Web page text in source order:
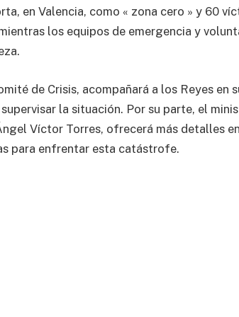
en Valencia, como « zona cero » y 60
los equipos de emergencia y
de Crisis, acompañará a los Reyes en
la situación. Por su parte, el
Víctor Torres, ofrecerá más detalles
para enfrentar esta catástrofe.